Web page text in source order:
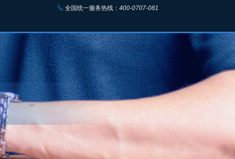
 全国统一服务热线： 400-0707-081